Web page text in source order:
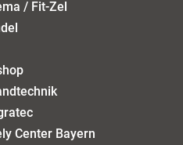
/ Fit-Zel
Center Bayern